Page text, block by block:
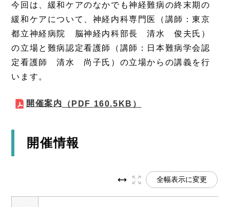
今回は、緩和ケアのなかでも神経難病の終末期の
緩和ケアについて、神経内科専門医（講師：東京
都立神経病院 脳神経内科部長 清水 俊夫氏）
の立場と難病認定看護師（講師：日本難病学会認
定看護師 清水 尚子氏）の立場からの講義を行
います。
開催案内 （PDF 160.5KB）
開催情報
全幅表示に変更